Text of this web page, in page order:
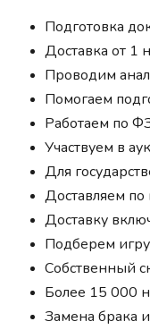
Подготовка
Доставка от 1
Проводим
Помогаем
Работаем по
Участвуем в
Для
Доставляем по
Доставку
Подберем
Собственный
Более 15 000
Замена брака